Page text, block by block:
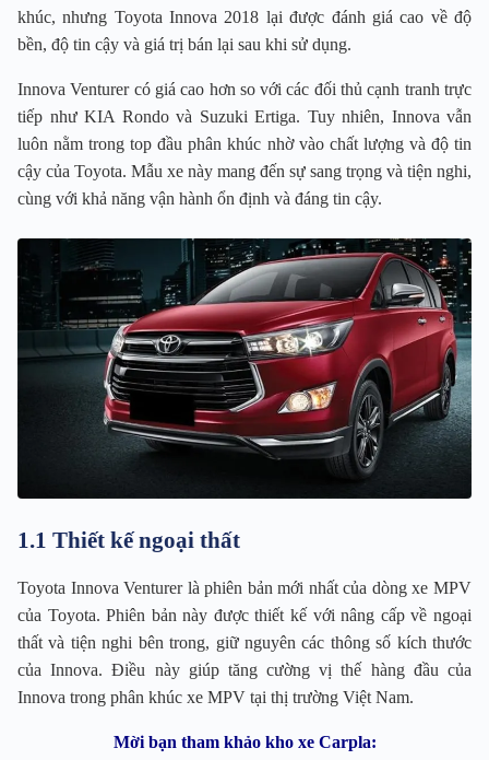
khúc, nhưng Toyota Innova 2018 lại được đánh giá cao về độ
bền, độ tin cậy và giá trị bán lại sau khi sử dụng.
Innova Venturer có giá cao hơn so với các đối thủ cạnh tranh trực
tiếp như KIA Rondo và Suzuki Ertiga. Tuy nhiên, Innova vẫn
luôn nằm trong top đầu phân khúc nhờ vào chất lượng và độ tin
cậy của Toyota. Mẫu xe này mang đến sự sang trọng và tiện nghi,
cùng với khả năng vận hành ổn định và đáng tin cậy.
1.1 Thiết kế ngoại thất
Toyota Innova Venturer là phiên bản mới nhất của dòng xe MPV
của Toyota. Phiên bản này được thiết kế với nâng cấp về ngoại
thất và tiện nghi bên trong, giữ nguyên các thông số kích thước
của Innova. Điều này giúp tăng cường vị thế hàng đầu của
Innova trong phân khúc xe MPV tại thị trường Việt Nam.
Mời bạn tham khảo kho xe Carpla: